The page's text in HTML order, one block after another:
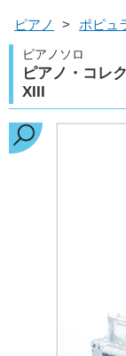
ピアノ > ポピュ
ピアノソロ
ピアノ・コレ
XIII